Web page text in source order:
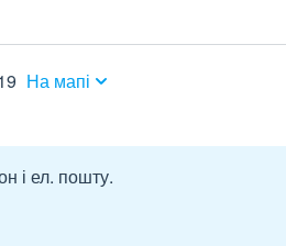
На мапі
і ел. пошту.